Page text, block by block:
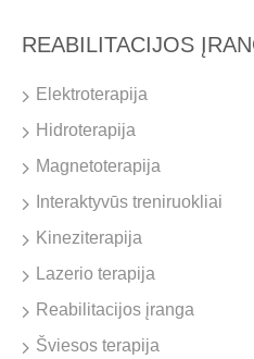
REABILITACIJOS
Elektroterapija
Hidroterapija
Magnetoterapija
Interaktyvūs treniruokliai
Kineziterapija
Lazerio terapija
Reabilitacijos įranga
Šviesos terapija